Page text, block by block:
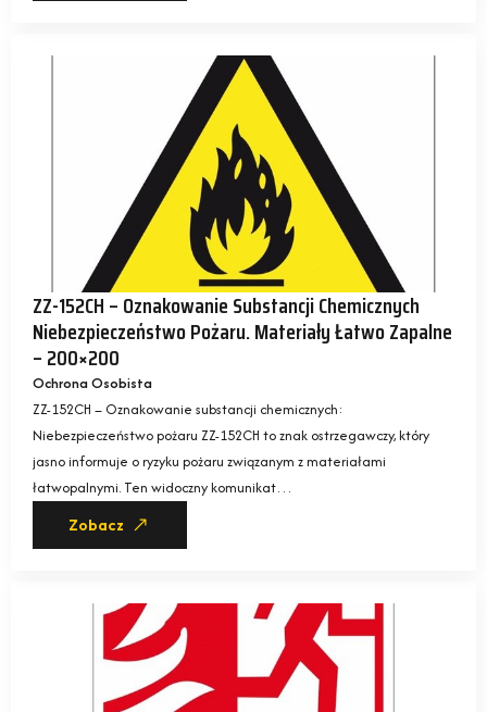
ZZ-152CH – Oznakowanie Substancji Chemicznych
Niebezpieczeństwo Pożaru. Materiały Łatwo Zapalne
– 200×200
Ochrona Osobista
ZZ-152CH – Oznakowanie substancji chemicznych:
Niebezpieczeństwo pożaru ZZ-152CH to znak ostrzegawczy, który
jasno informuje o ryzyku pożaru związanym z materiałami
łatwopalnymi. Ten widoczny komunikat…
Zobacz